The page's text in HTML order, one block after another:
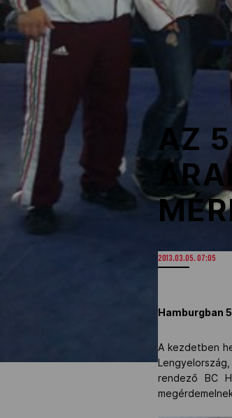
OVEP
Adatbank
AZ
2013.03.05. 07:05
Hamburgban
A kezdetben
rendező BC